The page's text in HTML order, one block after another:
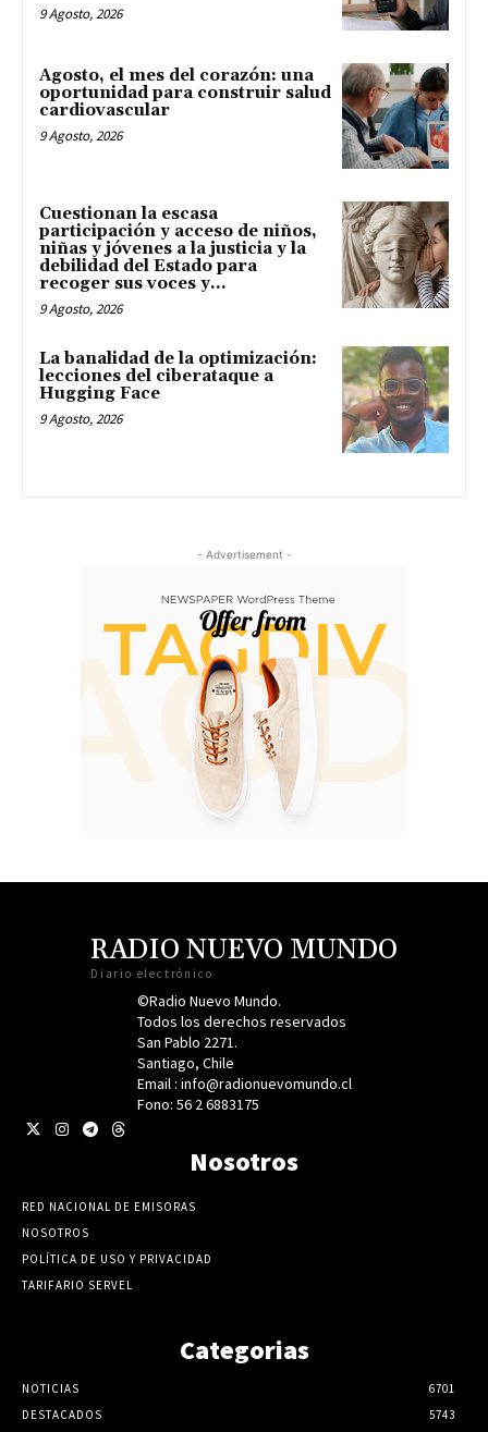
9 Agosto, 2026
Agosto, el mes del corazón: una
oportunidad para construir salud
cardiovascular
9 Agosto, 2026
Cuestionan la escasa
participación y acceso de niños,
niñas y jóvenes a la justicia y la
debilidad del Estado para
recoger sus voces y...
9 Agosto, 2026
La banalidad de la optimización:
lecciones del ciberataque a
Hugging Face
9 Agosto, 2026
- Advertisement -
RADIO NUEVO MUNDO
Diario electrónico
©Radio Nuevo Mundo.
Todos los derechos reservados
San Pablo 2271.
Santiago, Chile
Email : info@radionuevomundo.cl
Fono: 56 2 6883175
Nosotros
RED NACIONAL DE EMISORAS
NOSOTROS
POLÍTICA DE USO Y PRIVACIDAD
TARIFARIO SERVEL
Categorias
NOTICIAS
6701
DESTACADOS
5743